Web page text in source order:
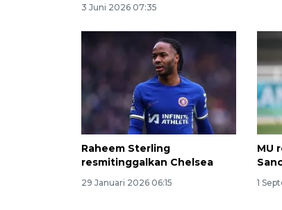
3 Juni 2026 07:35
Raheem Sterling
resmitinggalkan Chelsea
29 Januari 2026 06:15
MU
1